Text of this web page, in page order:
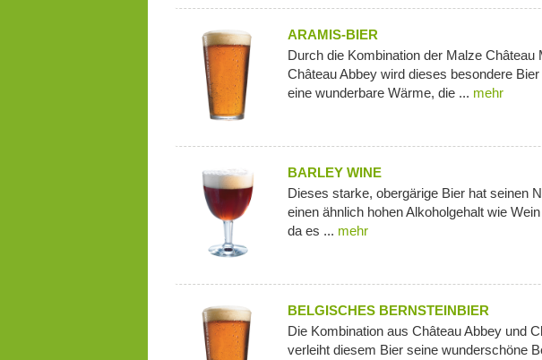
ARAMIS-BIER
Durch die Kombination der Malze Château
Château Abbey wird dieses besondere
eine wunderbare Wärme, die ... mehr
BARLEY WINE
Dieses starke, obergärige Bier hat seinen
einen ähnlich hohen Alkoholgehalt wie
da es ... mehr
BELGISCHES BERNSTEINBIER
Die Kombination aus Château Abbey und
verleiht diesem Bier seine wunderschöne